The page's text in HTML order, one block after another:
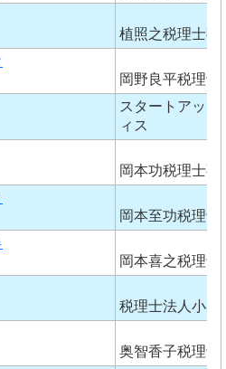
植照之税理士事
岡野良平税理士
スタートアッ
ィス
岡本功税理士事
岡本至功税理士
岡本喜之税理士
税理士法人小谷
奥智香子税理士